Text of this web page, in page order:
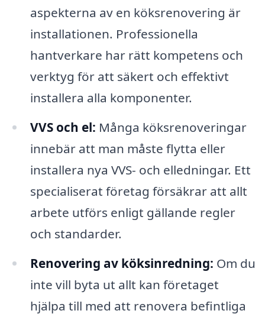
aspekterna av en köksrenovering är
installationen. Professionella
hantverkare har rätt kompetens och
verktyg för att säkert och effektivt
installera alla komponenter.
VVS och el: Många köksrenoveringar
innebär att man måste flytta eller
installera nya VVS- och elledningar. Ett
specialiserat företag försäkrar att allt
arbete utförs enligt gällande regler
och standarder.
Renovering av köksinredning: Om du
inte vill byta ut allt kan företaget
hjälpa till med att renovera befintliga